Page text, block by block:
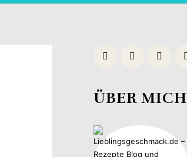
ÜBER MICH